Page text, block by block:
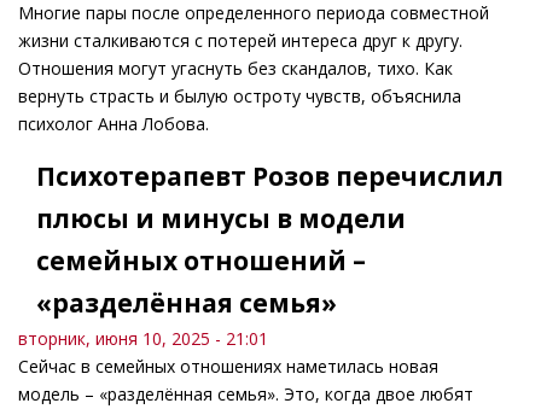
Многие пары после определенного периода совместной
жизни сталкиваются с потерей интереса друг к другу.
Отношения могут угаснуть без скандалов, тихо. Как
вернуть страсть и былую остроту чувств, объяснила
психолог Анна Лобова.
Психотерапевт Розов перечислил
плюсы и минусы в модели
семейных отношений –
«разделённая семья»
вторник, июня 10, 2025 - 21:01
Сейчас в семейных отношениях наметилась новая
модель – «разделённая семья». Это, когда двое любят